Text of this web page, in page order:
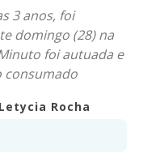
3 anos, foi
domingo (28) na
foi autuada e
consumado
Letycia Rocha